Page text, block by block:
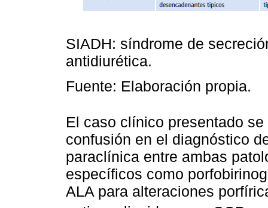
SIADH: síndrome de
antidiurética.
Fuente: Elaboración propia.
El caso clínico presentado
confusión en el diagnóstico
paraclínica entre ambas
específicos como
ALA para alteraciones